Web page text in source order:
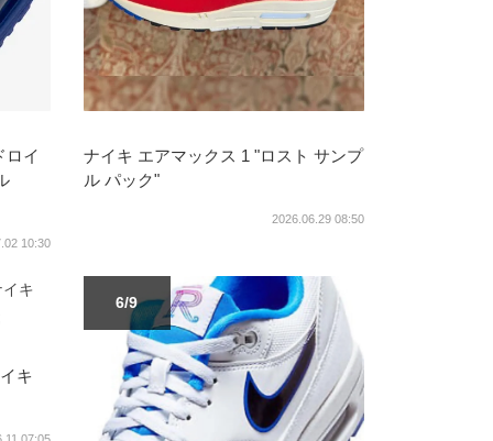
ロイ
10:30
ナイキ エアマックス 1 "ロスト サンプ
ル パック"
2026.06.29 08:50
キ
6/9